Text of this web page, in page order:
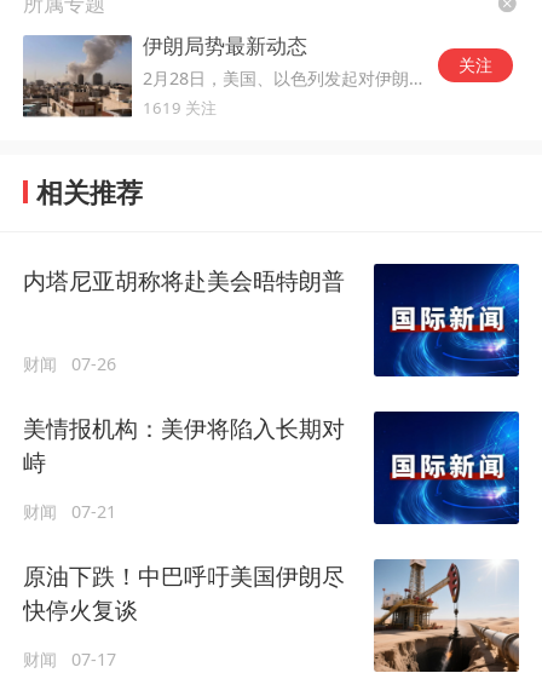
伊朗局势最新动态
2月28日，美国、以色列发起对伊朗的军事打击。
1619 关注
关注
相关推荐
内塔尼亚胡称将赴美会晤特朗普
财闻 07-26
美情报机构：美伊将陷入长期对
峙
财闻 07-21
原油下跌！中巴呼吁美国伊朗尽
快停火复谈
财闻 07-17